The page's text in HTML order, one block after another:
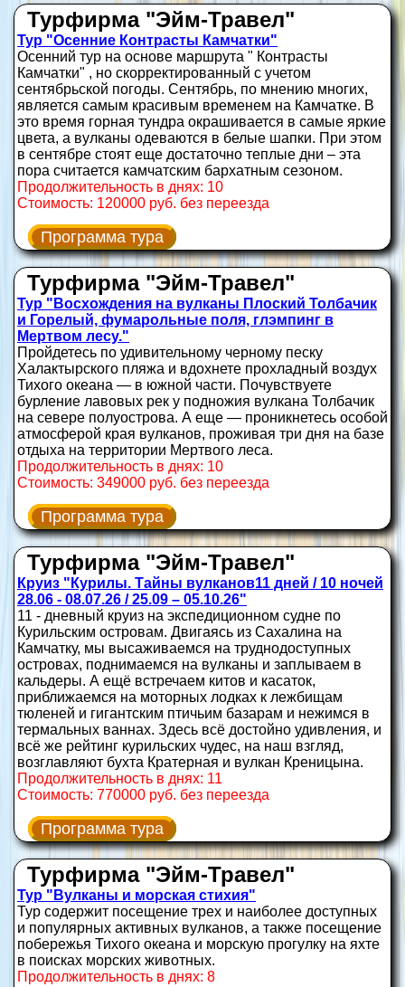
Турфирма "Эйм-Травел"
Тур "Осенние Контрасты Камчатки"
Осенний тур на основе маршрута " Контрасты
Камчатки" , но скорректированный с учетом
сентябрьской погоды. Сентябрь, по мнению многих,
является самым красивым временем на Камчатке. В
это время горная тундра окрашивается в самые яркие
цвета, а вулканы одеваются в белые шапки. При этом
в сентябре стоят еще достаточно теплые дни – эта
пора считается камчатским бархатным сезоном.
Продолжительность в днях: 10
Стоимость: 120000 руб. без переезда
Программа тура
Турфирма "Эйм-Травел"
Тур "Восхождения на вулканы Плоский Толбачик
и Горелый, фумарольные поля, глэмпинг в
Мертвом лесу."
Пройдетесь по удивительному черному песку
Халактырского пляжа и вдохнете прохладный воздух
Тихого океана — в южной части. Почувствуете
бурление лавовых рек у подножия вулкана Толбачик
на севере полуострова. А еще — проникнетесь особой
атмосферой края вулканов, проживая три дня на базе
отдыха на территории Мертвого леса.
Продолжительность в днях: 10
Стоимость: 349000 руб. без переезда
Программа тура
Турфирма "Эйм-Травел"
Круиз "Курилы. Тайны вулканов11 дней / 10 ночей
28.06 - 08.07.26 / 25.09 – 05.10.26"
11 - дневный круиз на экспедиционном судне по
Курильским островам. Двигаясь из Сахалина на
Камчатку, мы высаживаемся на труднодоступных
островах, поднимаемся на вулканы и заплываем в
кальдеры. А ещё встречаем китов и касаток,
приближаемся на моторных лодках к лежбищам
тюленей и гигантским птичьим базарам и нежимся в
термальных ваннах. Здесь всё достойно удивления, и
всё же рейтинг курильских чудес, на наш взгляд,
возглавляют бухта Кратерная и вулкан Креницына.
Продолжительность в днях: 11
Стоимость: 770000 руб. без переезда
Программа тура
Турфирма "Эйм-Травел"
Тур "Вулканы и морская стихия"
Тур содержит посещение трех и наиболее доступных
и популярных активных вулканов, а также посещение
побережья Тихого океана и морскую прогулку на яхте
в поисках морских животных.
Продолжительность в днях: 8